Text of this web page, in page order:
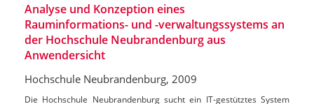
Analyse und Konzeption eines
Rauminformations- und -verwaltungssystems an
der Hochschule Neubrandenburg aus
Anwendersicht
Hochschule Neubrandenburg, 2009
Die Hochschule Neubrandenburg sucht ein IT-gestütztes System